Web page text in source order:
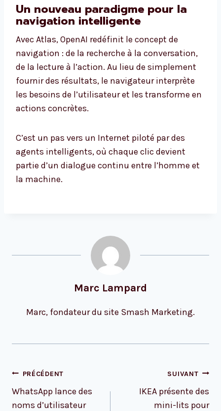
Un nouveau paradigme pour la
navigation intelligente
Avec Atlas, OpenAI redéfinit le concept de
navigation : de la recherche à la conversation,
de la lecture à l’action. Au lieu de simplement
fournir des résultats, le navigateur interprète
les besoins de l’utilisateur et les transforme en
actions concrètes.
C’est un pas vers un Internet piloté par des
agents intelligents, où chaque clic devient
partie d’un dialogue continu entre l’homme et
la machine.
Marc Lampard
Marc, fondateur du site Smash Marketing.
Navigation
l’article
PRÉCÉDENT
WhatsApp lance des
noms d’utilisateur
SUIVANT
IKEA présente des
mini-lits pour